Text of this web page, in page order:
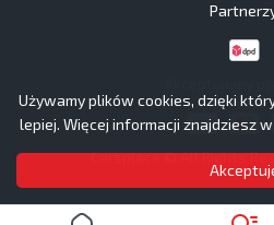
Używamy plików cookies, dzięki
lepiej. Więcej informacji znajdziesz
Carsplace © All Rights